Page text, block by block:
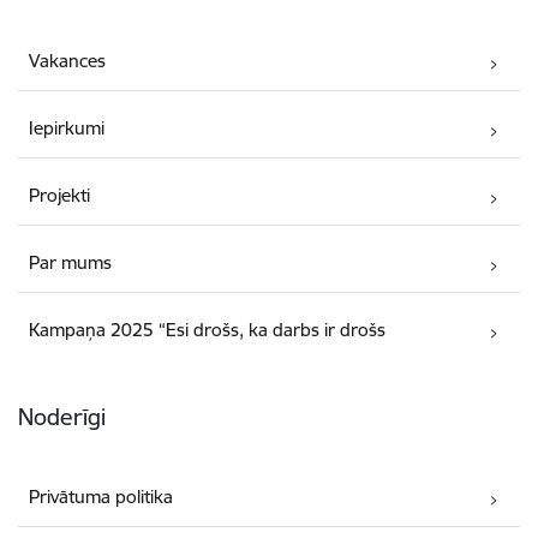
Vakances
Iepirkumi
Projekti
Par mums
Kampaņa 2025 “Esi drošs, ka darbs ir drošs
Noderīgi
Privātuma politika